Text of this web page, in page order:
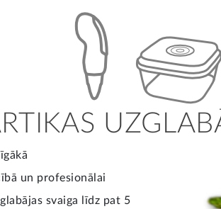
un profesionālai
svaiga līdz pat 5